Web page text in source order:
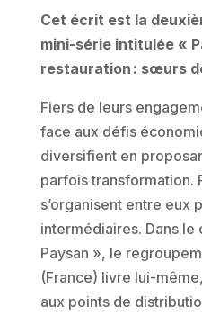
Cet écrit est la
mini-série intitulée «
restauration : sœurs
Fiers de leurs
face aux défis
diversifient en
parfois transformation.
s’organisent entre eux
intermédiaires. Dans le
Paysan », le
(France) livre lui-
aux points de